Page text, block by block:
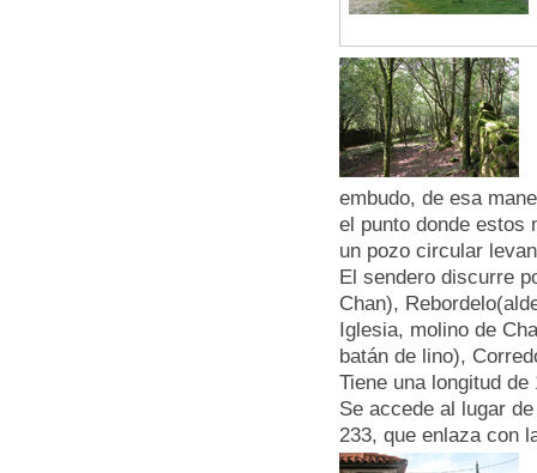
embudo, de esa
el punto donde estos
un pozo circular
El sendero discurre
Chan),
Iglesia, molino de
batán de lino),
Tiene una longitud
Se accede al lugar
233, que enlaza con